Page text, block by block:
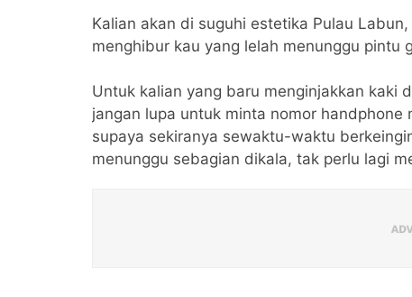
Kalian akan di suguhi estetika Pulau
menghibur kau yang lelah menunggu pintu
Untuk kalian yang baru menginjakkan kaki
jangan lupa untuk minta nomor
supaya sekiranya sewaktu-waktu
menunggu sebagian dikala, tak perlu lagi